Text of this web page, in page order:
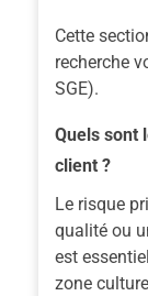
Cette
recherche
SGE).
Quels sont
client ?
Le risque
qualité ou
est
zone